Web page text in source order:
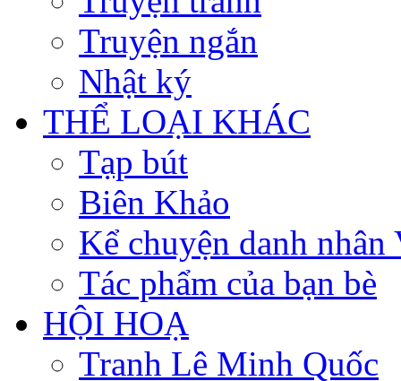
Truyện ngắn
Nhật ký
THỂ LOẠI KHÁC
Tạp bút
Biên Khảo
Kể chuyện danh nhân
Tác phẩm của bạn bè
HỘI HOẠ
Tranh Lê Minh Quốc